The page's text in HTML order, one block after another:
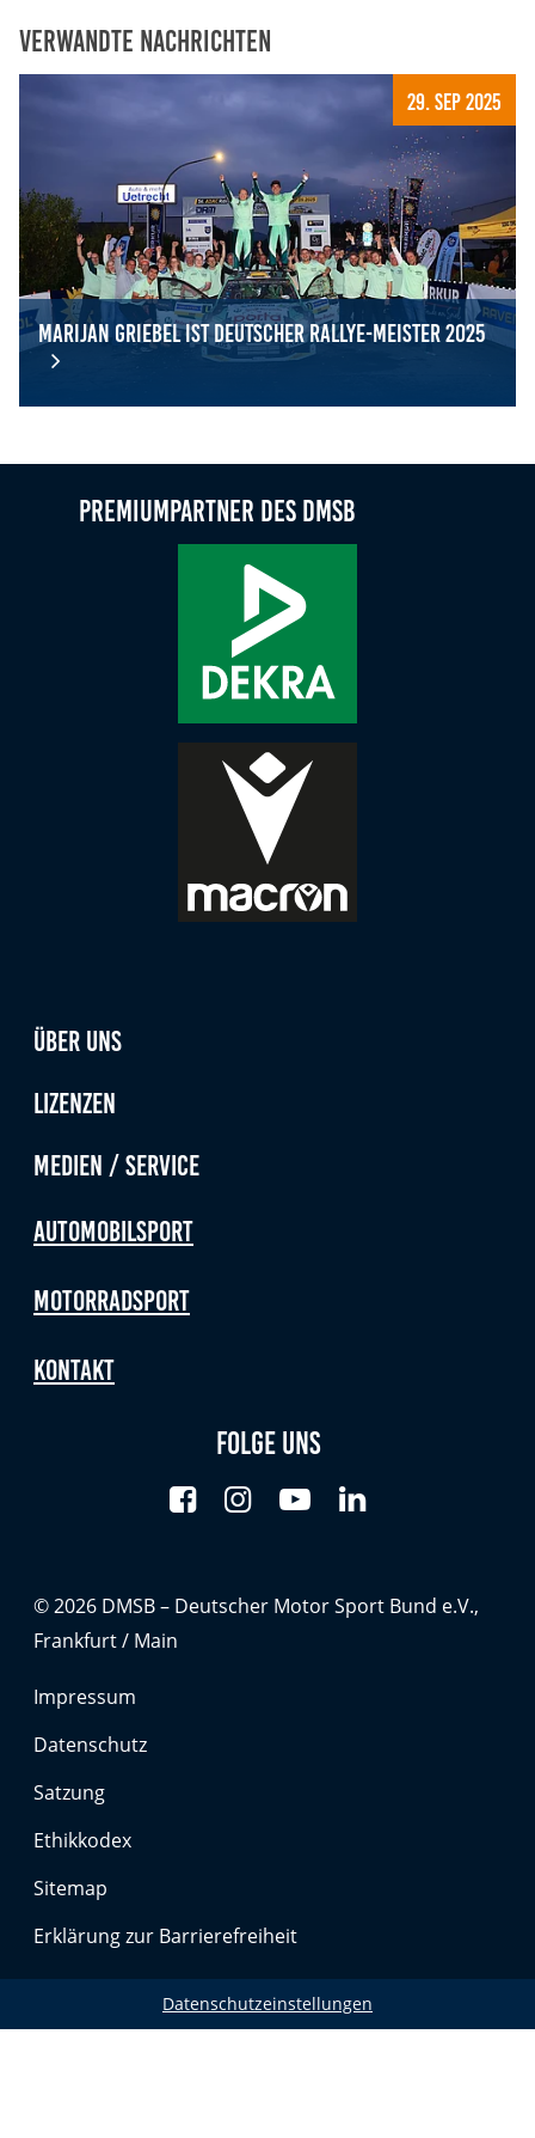
Verwandte Nachrichten
29. Sep 2025
Marijan Griebel ist Deutscher Rallye-Meister 2025
Premiumpartner des DMSB
Über uns
Lizenzen
Medien / Service
Automobilsport
Motorradsport
Kontakt
Folge uns
© 2026 DMSB – Deutscher Motor Sport Bund e.V.,
Frankfurt / Main
Impressum
Datenschutz
Satzung
Ethikkodex
Sitemap
Erklärung zur Barrierefreiheit
Datenschutzeinstellungen